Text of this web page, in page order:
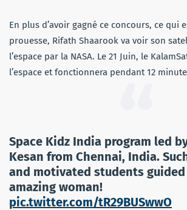
En plus d’avoir gagné ce concours, ce qui
prouesse, Rifath Shaarook va voir son
l’espace par la NASA. Le 21 Juin, le
l’espace et fonctionnera pendant 12
Space Kidz India program led
Kesan from Chennai, India.
and motivated students guided
amazing woman!
pic.twitter.com/tR29BUSwwO